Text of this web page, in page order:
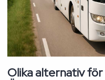
Olika alternativ